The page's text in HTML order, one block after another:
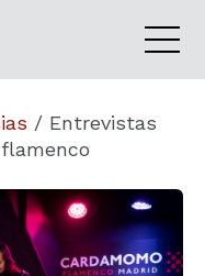
/ Entrevistas